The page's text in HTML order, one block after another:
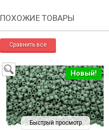
ПОХОЖИЕ ТОВАРЫ
Быстрый просмотр
Новый!